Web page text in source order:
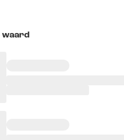
waard